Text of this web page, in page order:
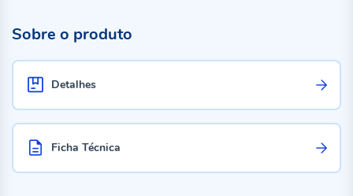
Sobre o produto
Detalhes
Ficha Técnica